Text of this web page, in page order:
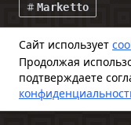
Marketto
Данный интернет-
включая фото- и
информационный
публичной офертой,
Гражданского кодекса
Сайт использует
Продолжая
подтверждаете